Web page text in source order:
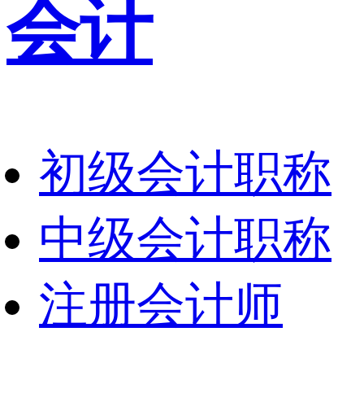
会计
初级会计职称
中级会计职称
注册会计师